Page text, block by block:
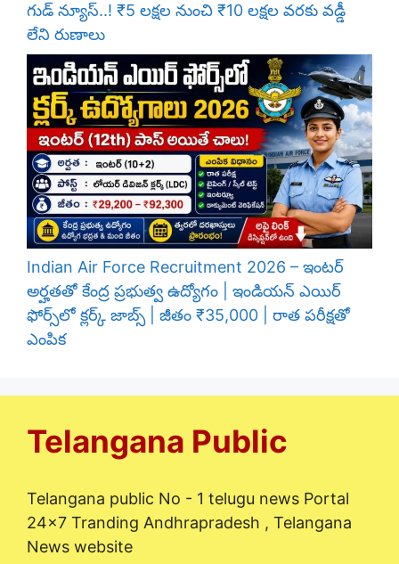
గుడ్ న్యూస్..! ₹5 లక్షల నుంచి ₹10 లక్షల వరకు వడ్డీ
లేని రుణాలు
Indian Air Force Recruitment 2026 – ఇంటర్
అర్హతతో కేంద్ర ప్రభుత్వ ఉద్యోగం | ఇండియన్ ఎయిర్
ఫోర్స్‌లో క్లర్క్ జాబ్స్ | జీతం ₹35,000 | రాత పరీక్షతో
ఎంపిక
Telangana Public
Telangana public No - 1 telugu news Portal
24x7 Tranding Andhrapradesh , Telangana
News website